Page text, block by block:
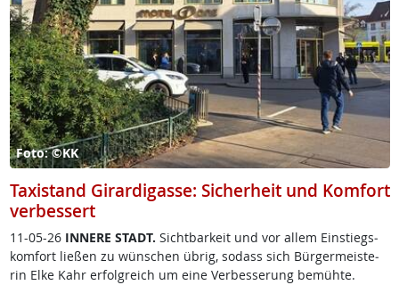
Foto: ©KK
Taxistand Girardigasse: Sicherheit und Komfort
verbessert
11-05-26 IN­NE­RE STADT. Sicht­bar­keit und vor al­lem Ein­s­tiegs­
kom­fort lie­ßen zu wün­schen üb­rig, so­dass sich Bür­ger­meis­te­
rin El­ke Kahr er­folg­reich um ei­ne Ver­bes­se­rung be­müh­te.